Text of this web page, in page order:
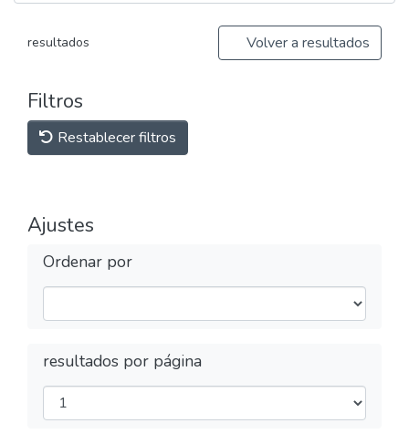
resultados Volver a resultados
Filtros
Restablecer filtros
Ajustes
Ordenar por
resultados por página